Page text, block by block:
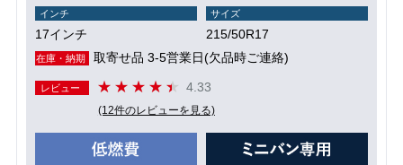
インチ
17インチ
サイズ
215/50R17
在庫・納期 取寄せ品 3-5営業日(欠品時ご連絡)
レビュー 4.33
(12件のレビューを見る)